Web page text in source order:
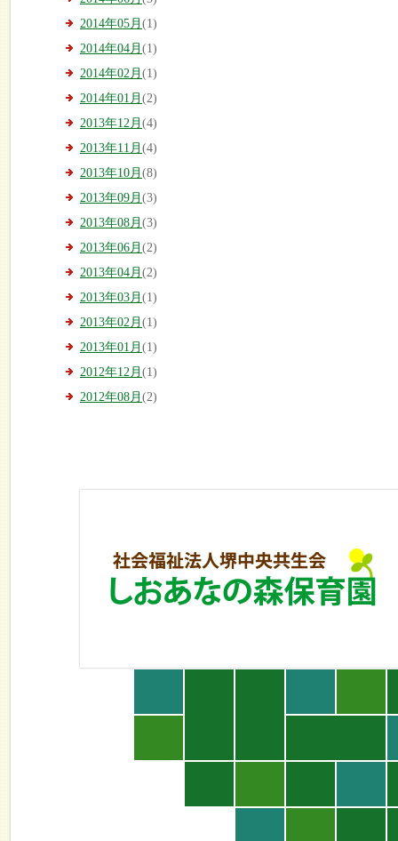
2014年05月 (1)
2014年04月 (1)
2014年02月 (1)
2014年01月 (2)
2013年12月 (4)
2013年11月 (4)
2013年10月 (8)
2013年09月 (3)
2013年08月 (3)
2013年06月 (2)
2013年04月 (2)
2013年03月 (1)
2013年02月 (1)
2013年01月 (1)
2012年12月 (1)
2012年08月 (2)